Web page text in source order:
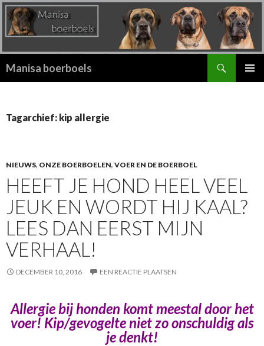
Manisa boerboels
Tagarchief: kip allergie
NIEUWS, ONZE BOERBOELEN, VOER EN DE BOERBOEL
HEEFT JE HOND HEEL VEEL
JEUK EN WORDT HIJ KAAL?
LEES DAN EERST MIJN
VERHAAL!
DECEMBER 10, 2016 EEN REACTIE PLAATSEN
Allergie bij honden komt meestal door het
voer! Kip/gevogelte niet zo onschuldig als
je denkt!